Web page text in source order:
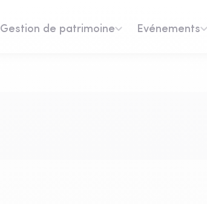
Gestion de patrimoine Evénements